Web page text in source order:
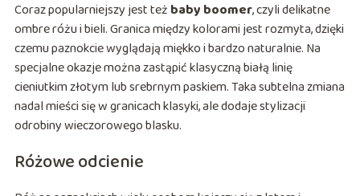
Coraz popularniejszy jest też baby boomer, czyli delikatne
ombre różu i bieli. Granica między kolorami jest rozmyta, dzięki
czemu paznokcie wyglądają miękko i bardzo naturalnie. Na
specjalne okazje można zastąpić klasyczną białą linię
cieniutkim złotym lub srebrnym paskiem. Taka subtelna zmiana
nadal mieści się w granicach klasyki, ale dodaje stylizacji
odrobiny wieczorowego blasku.
Różowe odcienie